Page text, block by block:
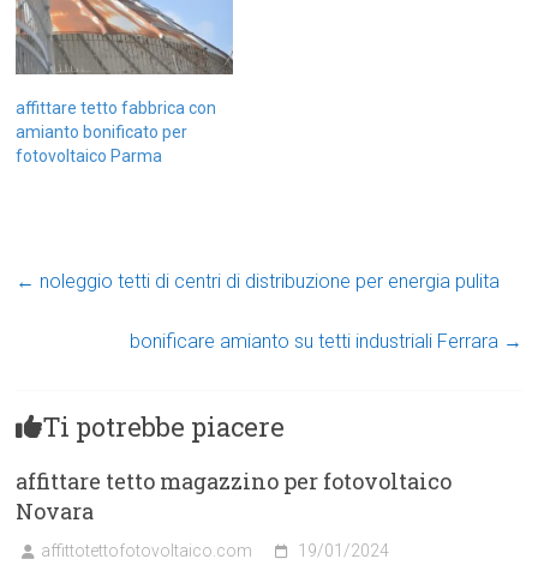
affittare tetto fabbrica con
amianto bonificato per
fotovoltaico Parma
← noleggio tetti di centri di distribuzione per energia pulita
bonificare amianto su tetti industriali Ferrara →
Ti potrebbe piacere
affittare tetto magazzino per fotovoltaico
Novara
affittotettofotovoltaico.com 19/01/2024